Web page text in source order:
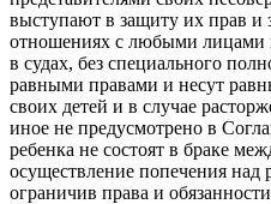
выступают в защиту их прав и
отношениях с любыми лицами
в судах, без специального
равными правами и несут
своих детей и в случае
иное не предусмотрено в
ребенка не состоят в браке
осуществление попечения над
ограничив права и